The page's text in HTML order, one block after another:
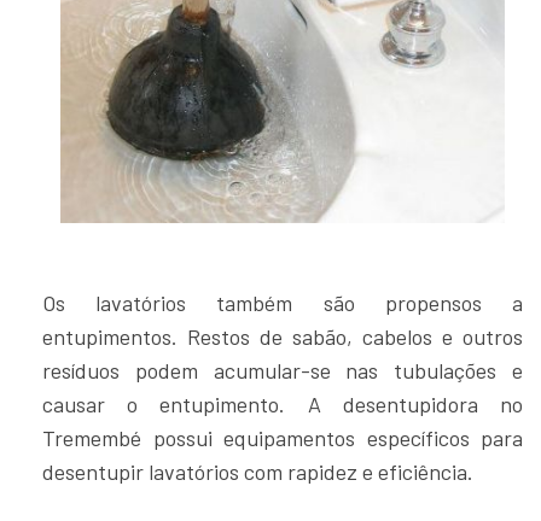
Os lavatórios também são propensos a
entupimentos. Restos de sabão, cabelos e outros
resíduos podem acumular-se nas tubulações e
causar o entupimento. A desentupidora no
Tremembé possui equipamentos específicos para
desentupir lavatórios com rapidez e eficiência.